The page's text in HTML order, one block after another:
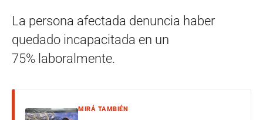
La persona afectada denuncia haber
quedado incapacitada en un
75% laboralmente.
MIRÁ TAMBIÉN